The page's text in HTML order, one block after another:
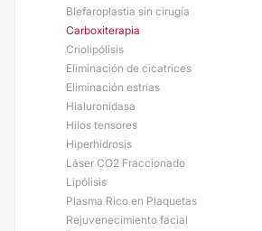
Blefaroplastia sin cirugía
Carboxiterapia
Criolipólisis
Eliminación de cicatrices
Eliminación estrías
Hialuronidasa
Hilos tensores
Hiperhidrosis
Láser CO2 Fraccionado
Lipólisis
Plasma Rico en Plaquetas
Rejuvenecimiento facial